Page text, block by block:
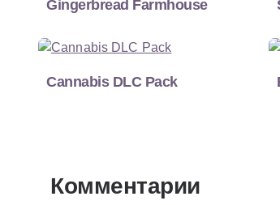
Gingerbread Farmhouse
Cannabis DLC Pack
Комментарии